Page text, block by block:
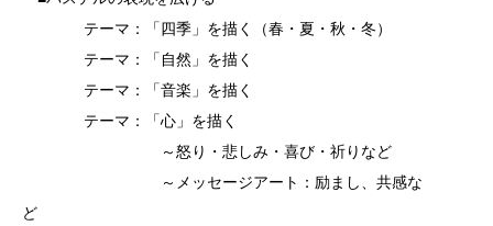
テーマ：「四季」を描く（春・夏・秋・冬）
テーマ：「自然」を描く
テーマ：「音楽」を描く
テーマ：「心」を描く
～怒り・悲しみ・喜び・祈りなど
～メッセージアート：励まし、共感な
ど